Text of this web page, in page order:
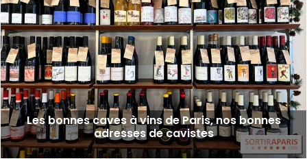
Les bonnes caves à vins de Paris, nos bonnes
adresses de cavistes